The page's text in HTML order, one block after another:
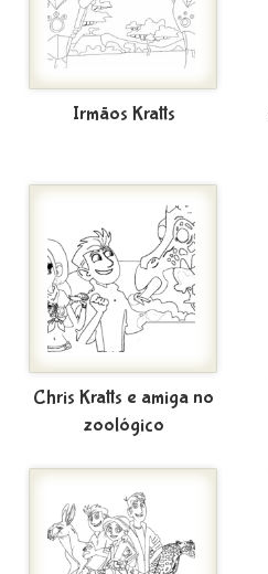
Irmãos Kratts
Chris Kratts e amiga no
zoológico